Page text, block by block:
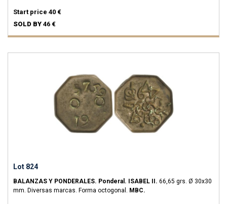
Start price 40 €
SOLD BY 46 €
Lot 824
BALANZAS Y PONDERALES. Ponderal. ISABEL II. 66,65 grs. Ø 30x30
mm. Diversas marcas. Forma octogonal. MBC.